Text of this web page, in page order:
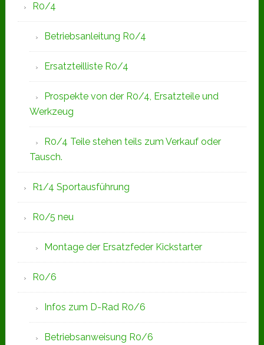
R0/4
Betriebsanleitung R0/4
Ersatzteilliste R0/4
Prospekte von der R0/4, Ersatzteile und
Werkzeug
R0/4 Teile stehen teils zum Verkauf oder
Tausch.
R1/4 Sportausführung
R0/5 neu
Montage der Ersatzfeder Kickstarter
R0/6
Infos zum D-Rad R0/6
Betriebsanweisung R0/6